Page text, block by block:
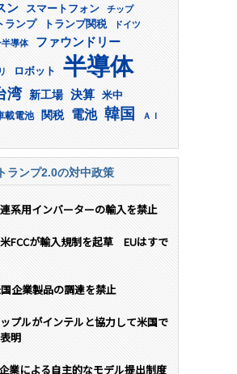
ン スマートフォン
チップ
ランプ トランプ関税 ドイツ
導体 ファウンドリー
ロボット 半導体
湾 新工場 決算 米中
載電池 関税 電池 韓国 ＡＩ
ランプ2.0の対中政策
系用インバーターの輸入を禁止
FCCが輸入規制を起草 EUはすで
企業製品の調達を禁止
プルがインテルと協力して米国で
明
業による自主的なモデル提出制度